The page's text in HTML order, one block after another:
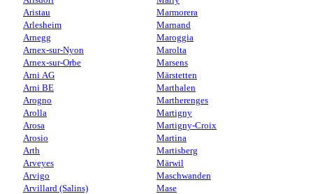
Aristau
Arlesheim
Arnegg
Arnex-sur-Nyon
Arnex-sur-Orbe
Arni AG
Arni BE
Arogno
Arolla
Arosa
Arosio
Arth
Arveyes
Arvigo
Arvillard (Salins)
Marmorera
Marnand
Maroggia
Marolta
Marsens
Märstetten
Marthalen
Martherenges
Martigny
Martigny-Croix
Martina
Martisberg
Märwil
Maschwanden
Mase